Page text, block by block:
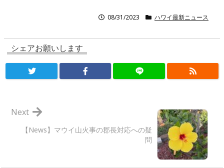
08/31/2023 ハワイ最新ニュース
シェアお願いします
【News】マウイ山火事の郡長対応への疑
問
Next